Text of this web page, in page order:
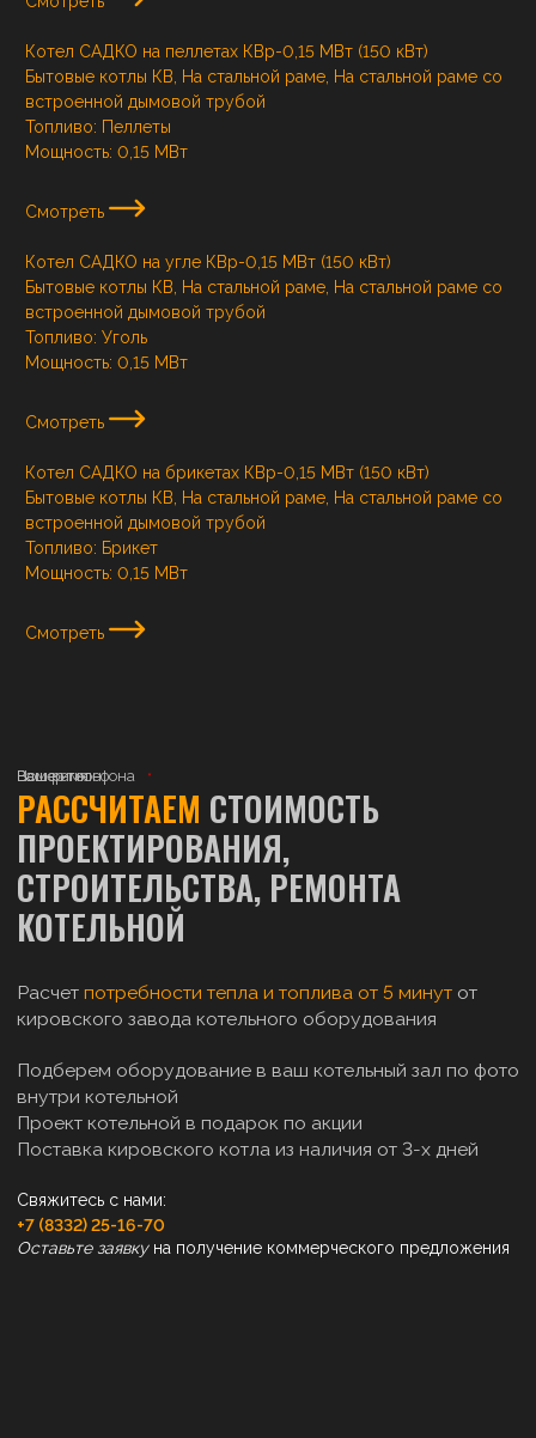
Котел САДКО на пеллетах КВр-0,15 МВт (150 кВт)
Бытовые котлы КВ, На стальной раме, На стальной раме со
встроенной дымовой трубой
Топливо: Пеллеты
Мощность: 0,15 МВт
Смотреть
Котел САДКО на угле КВр-0,15 МВт (150 кВт)
Бытовые котлы КВ, На стальной раме, На стальной раме со
встроенной дымовой трубой
Топливо: Уголь
Мощность: 0,15 МВт
Смотреть
Котел САДКО на брикетах КВр-0,15 МВт (150 кВт)
Бытовые котлы КВ, На стальной раме, На стальной раме со
встроенной дымовой трубой
Топливо: Брикет
Мощность: 0,15 МВт
Смотреть
РАССЧИТАЕМ СТОИМОСТЬ
ПРОЕКТИРОВАНИЯ,
СТРОИТЕЛЬСТВА, РЕМОНТА
КОТЕЛЬНОЙ
Расчет потребности тепла и топлива от 5 минут от
кировского завода котельного оборудования
Подберем оборудование в ваш котельный зал по фото
внутри котельной
Проект котельной в подарок по акции
Поставка кировского котла из наличия от 3-х дней
Свяжитесь с нами:
+7 (8332) 25-16-70
Оставьте заявкуна получение коммерческого предложения
Ваше имя
Номер телефона
Ваш регион